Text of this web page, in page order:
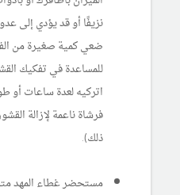
نزيفًا أو قد يؤدي إلى
ضعي كمية صغيرة من
للمساعدة في تفكيك
اتركيه لعدة ساعات أو
فرشاة ناعمة لإزالة
ذلك).
مستحضر غطاء المهد